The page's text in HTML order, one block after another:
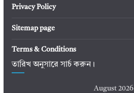
Privacy Policy
Sitemap page
Terms & Conditions
তারিখ অনুসারে সার্চ করুন।
August 2026